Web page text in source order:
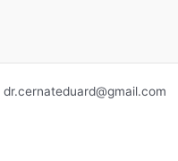
dr.cernateduard@gmail.com